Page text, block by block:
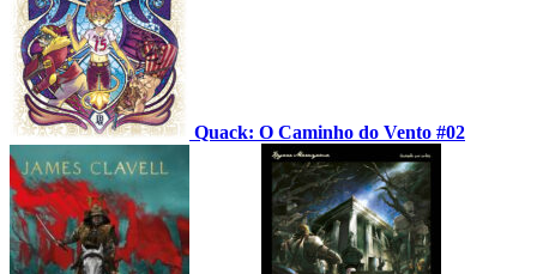
Quack: O Caminho do Vento #02